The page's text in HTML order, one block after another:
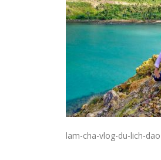
lam-cha-vlog-du-lich-